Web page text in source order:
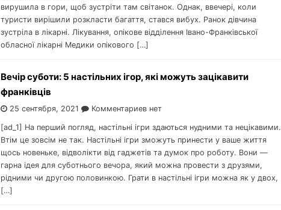
вирушила в гори, щоб зустріти там світанок. Однак, ввечері, коли
туристи вирішили розкласти багаття, стався вибух. Ранок дівчина
зустріла в лікарні. Лікування, опікове відділення Івано-Франківської
обласної лікарні Медики опікового […]
Вечір суботи: 5 настільних ігор, які можуть зацікавити
франківців
25 сентября, 2021 Комментариев нет
[ad_1] На перший погляд, настільні ігри здаються нудними та нецікавими.
Втім це зовсім не так. Настільні ігри зможуть принести у ваше життя
щось новеньке, відволікти від гаджетів та думок про роботу. Вони —
гарна ідея для суботнього вечора, який можна провести з друзями,
рідними чи другою половинкою. Грати в настільні ігри можна як у двох,
[…]